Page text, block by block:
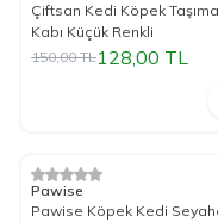
Çiftsan Kedi Köpek Taşıma
Kabı Küçük Renkli
150,00TL128,00 TL
%15İndirim
Pawise
Pawise Köpek Kedi